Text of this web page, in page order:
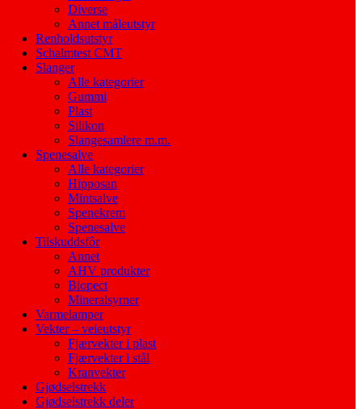
Diverse
Annet måleutstyr
Renholdsutstyr
Schalmtest CMT
Slanger
Alle kategorier
Gummi
Plast
Silikon
Slangesamlere m.m.
Spenesalve
Alle kategorier
Hipposan
Mintsalve
Spenekrem
Spenesalve
Tilskuddsfôr
Annet
AHV produkter
Biopect
Mineralsyrner
Varmelamper
Vekter – veieutstyr
Fjærvekter i plast
Fjærvekter i stål
Kranvekter
Gjødselstrekk
Gjødselstrekk deler